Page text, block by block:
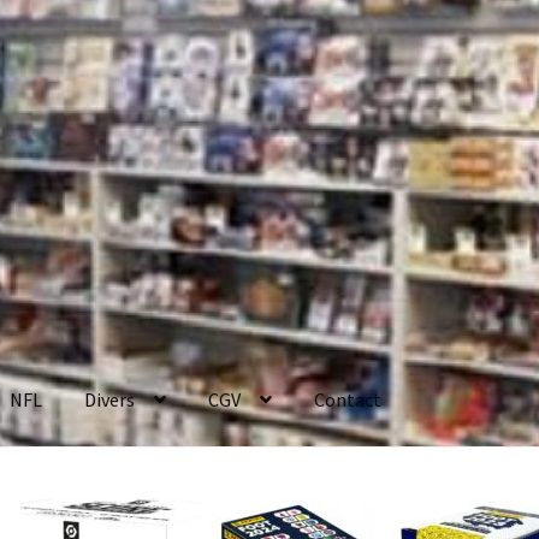
NFL Divers CGV Contact